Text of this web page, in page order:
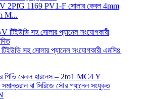
2PfG 1169 PV1-F সোলার কেবল 4mm
M...
সহ সোলার প্যানেল সংযোগকারী এমসি৪